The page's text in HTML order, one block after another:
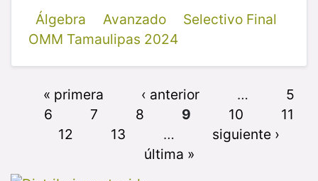
Álgebra Avanzado
Selectivo Final
OMM Tamaulipas 2024
« primera ‹ anterior …
5
6
7 8 9 10
11
12
13 …
siguiente ›
última »